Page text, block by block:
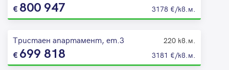
800 947 3178 €/кв.м.
Тристаен апартамент, ет.3 220 кв.м.
699 818 3181 €/кв.м.